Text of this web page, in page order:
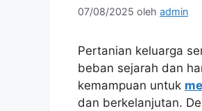
07/08/2025 oleh admin
Pertanian keluarga
beban sejarah dan
kemampuan untuk
dan berkelanjutan.